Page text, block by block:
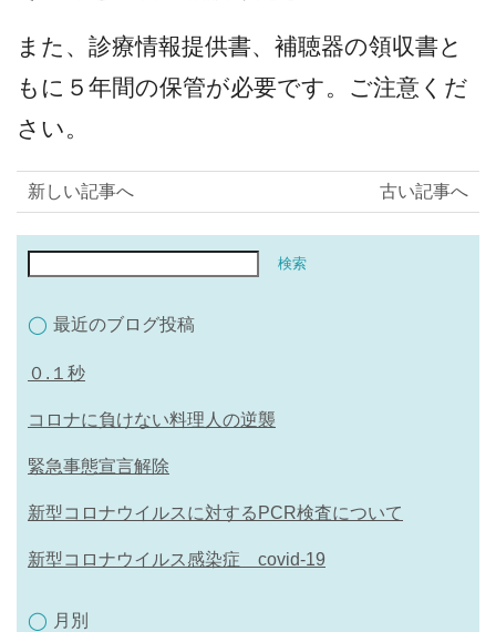
また、診療情報提供書、補聴器の領収書と
もに５年間の保管が必要です。ご注意くだ
さい。
古い記事へ
新しい記事へ
最近のブログ投稿
０.１秒
コロナに負けない料理人の逆襲
緊急事態宣言解除
新型コロナウイルスに対するPCR検査について
新型コロナウイルス感染症 covid-19
月別